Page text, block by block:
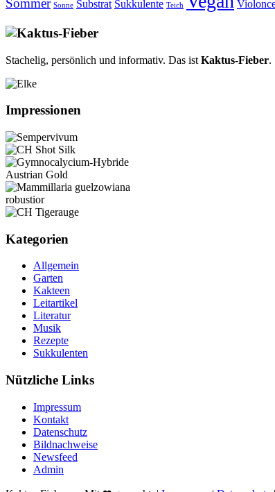
Sommer Sonne Substrat Sukkulente Teich
Stachelig, persönlich und informativ. Das ist Kaktus-Fieber.
Impressionen
Kategorien
Allgemein
Garten
Kakteen
Leitartikel
Literatur
Musik
Rezepte
Sukkulenten
Nützliche Links
Impressum
Kontakt
Datenschutz
Bildnachweise
Newsfeed
Admin